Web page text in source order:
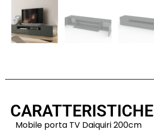
CARATTERISTICHE
Mobile porta TV Daiquiri 200cm